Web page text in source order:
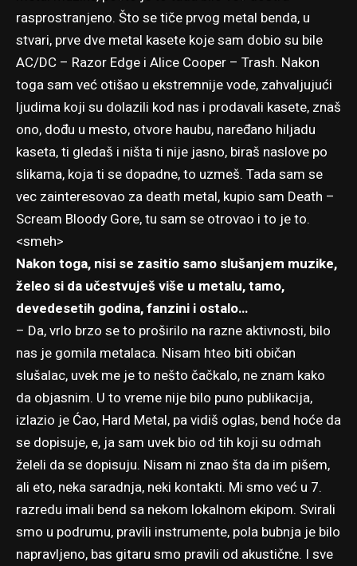
rasprostranjeno. Što se tiče prvog metal benda, u
stvari, prve dve metal kasete koje sam dobio su bile
AC/DC – Razor Edge i Alice Cooper – Trash. Nakon
toga sam već otišao u ekstremnije vode, zahvaljujući
ljudima koji su dolazili kod nas i prodavali kasete, znaš
ono, dođu u mesto, otvore haubu, naređano hiljadu
kaseta, ti gledaš i ništa ti nije jasno, biraš naslove po
slikama, koja ti se dopadne, to uzmeš. Tada sam se
vec zainteresovao za death metal, kupio sam Death –
Scream Bloody Gore, tu sam se otrovao i to je to.
<smeh>
Nakon toga, nisi se zasitio samo slušanjem muzike,
želeo si da učestvuješ više u metalu, tamo,
devedesetih godina, fanzini i ostalo…
– Da, vrlo brzo se to proširilo na razne aktivnosti, bilo
nas je gomila metalaca. Nisam hteo biti običan
slušalac, uvek me je to nešto čačkalo, ne znam kako
da objasnim. U to vreme nije bilo puno publikacija,
izlazio je Ćao, Hard Metal, pa vidiš oglas, bend hoće da
se dopisuje, e, ja sam uvek bio od tih koji su odmah
želeli da se dopisuju. Nisam ni znao šta da im pišem,
ali eto, neka saradnja, neki kontakti. Mi smo već u 7.
razredu imali bend sa nekom lokalnom ekipom. Svirali
smo u podrumu, pravili instrumente, pola bubnja je bilo
napravljeno, bas gitaru smo pravili od akustične. I sve